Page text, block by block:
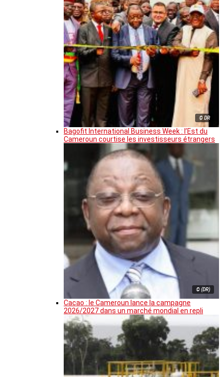
© DR
Bagofit International Business Week : l’Est du
Cameroun courtise les investisseurs étrangers
© (DR)
Cacao : le Cameroun lance la campagne
2026/2027 dans un marché mondial en repli